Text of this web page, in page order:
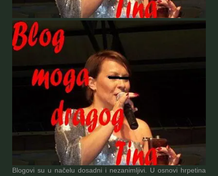
Blogovi su u načelu dosadni i nezanimljivi. U osnovi hrpetina